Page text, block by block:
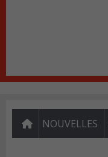
NOUVELLES